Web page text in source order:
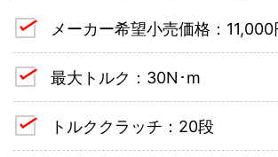
メーカー希望小売価格：11,000
最大トルク：30N･m
トルククラッチ：20段